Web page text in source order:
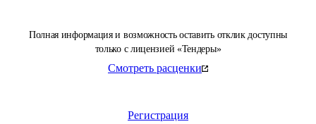
Полная информация и возможность оставить отклик доступны
только с лицензией «Тендеры»
Смотреть расценки
Регистрация